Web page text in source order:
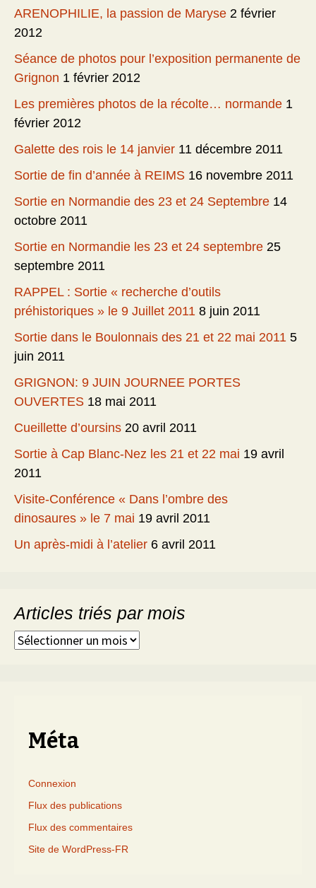
ARENOPHILIE, la passion de Maryse 2 février
2012
Séance de photos pour l’exposition permanente de
Grignon 1 février 2012
Les premières photos de la récolte… normande 1
février 2012
Galette des rois le 14 janvier 11 décembre 2011
Sortie de fin d’année à REIMS 16 novembre 2011
Sortie en Normandie des 23 et 24 Septembre 14
octobre 2011
Sortie en Normandie les 23 et 24 septembre 25
septembre 2011
RAPPEL : Sortie « recherche d’outils
préhistoriques » le 9 Juillet 2011 8 juin 2011
Sortie dans le Boulonnais des 21 et 22 mai 2011 5
juin 2011
GRIGNON: 9 JUIN JOURNEE PORTES
OUVERTES 18 mai 2011
Cueillette d’oursins 20 avril 2011
Sortie à Cap Blanc-Nez les 21 et 22 mai 19 avril
2011
Visite-Conférence « Dans l’ombre des
dinosaures » le 7 mai 19 avril 2011
Un après-midi à l’atelier 6 avril 2011
Articles triés par mois
Articles
Méta
Connexion
Flux des publications
Flux des commentaires
Site de WordPress-FR